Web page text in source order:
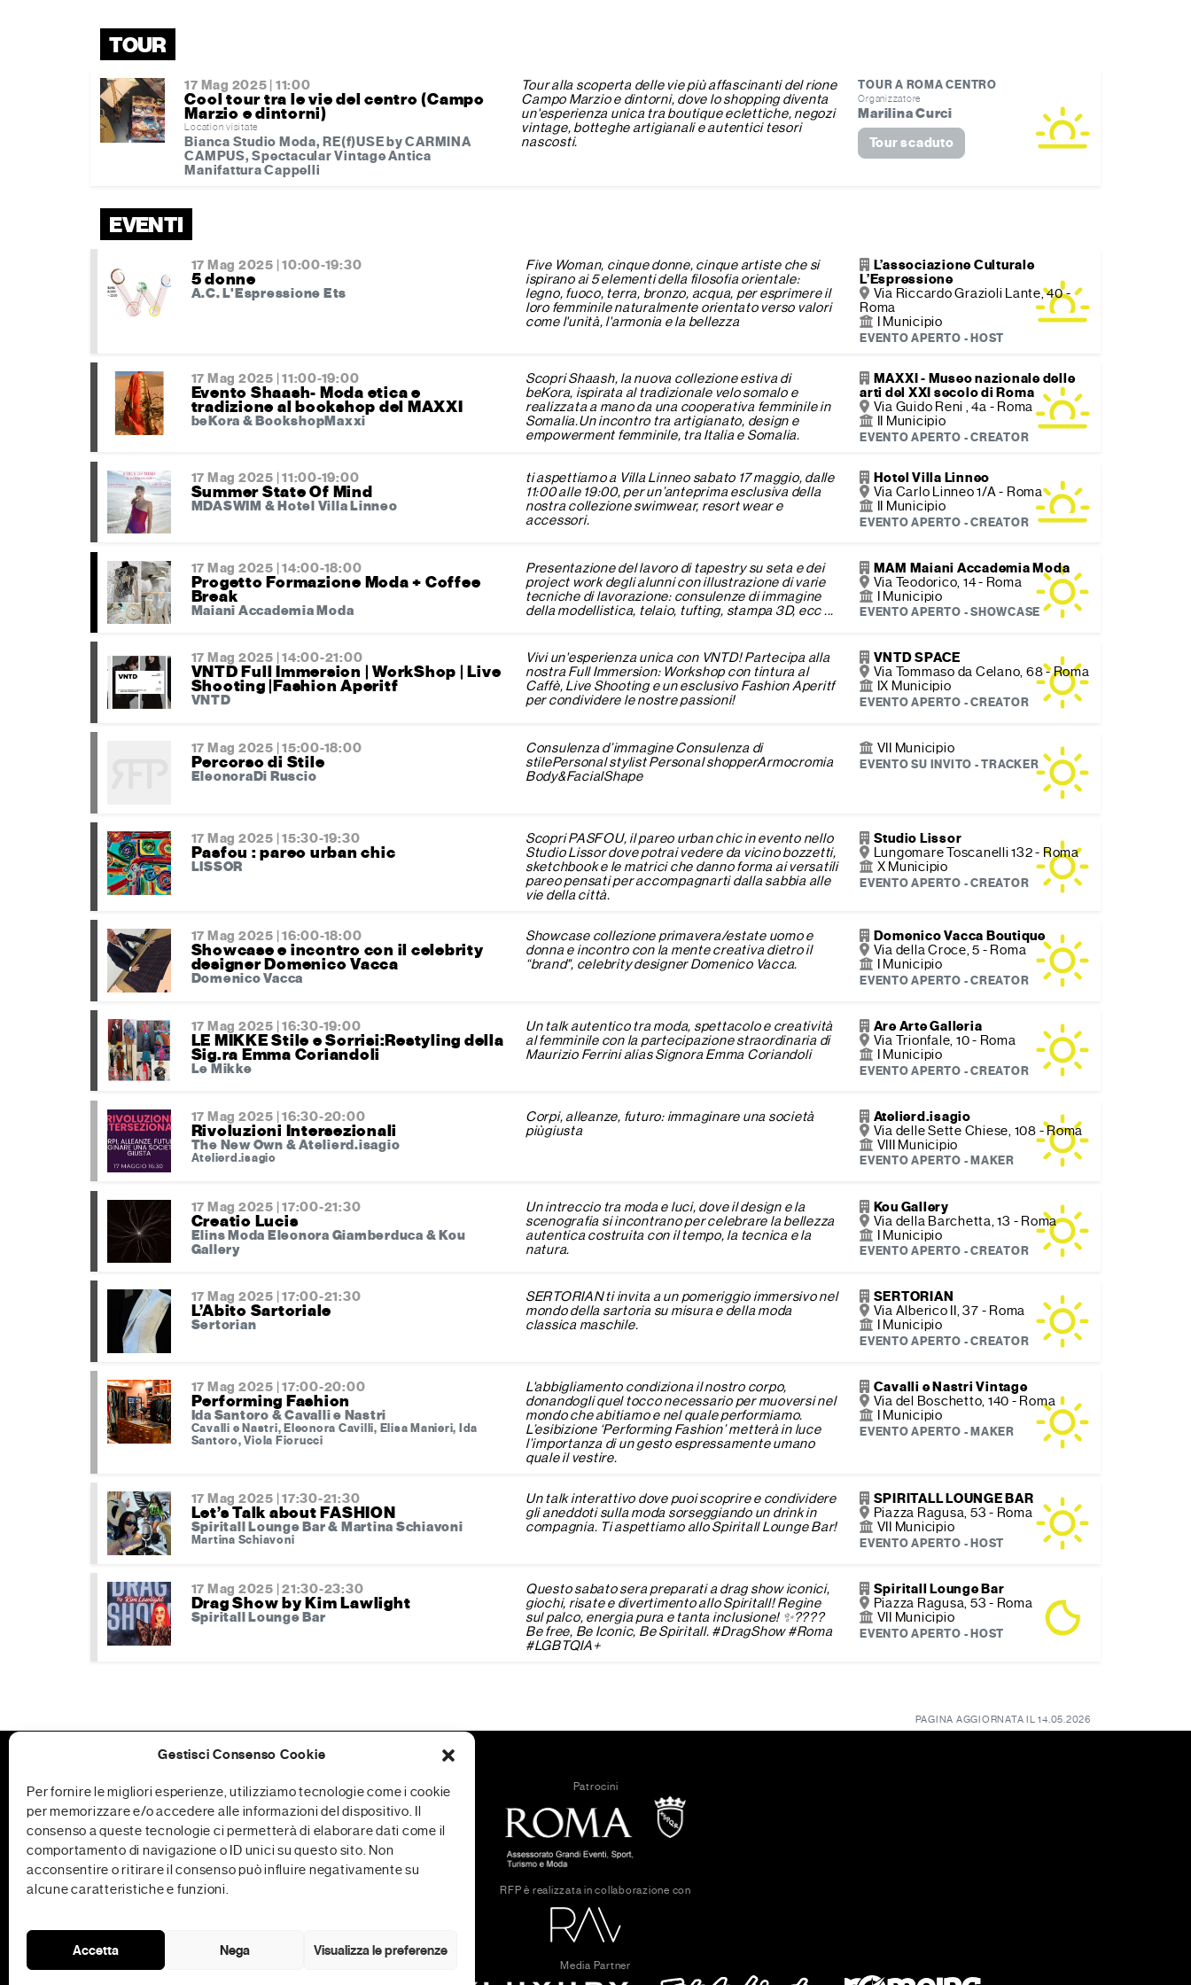
Gestisci Consenso Cookie
Per fornire le migliori esperienze, utilizziamo tecnologie come i cookie
per memorizzare e/o accedere alle informazioni del dispositivo. Il
consenso a queste tecnologie ci permetterà di elaborare dati come il
comportamento di navigazione o ID unici su questo sito. Non
acconsentire o ritirare il consenso può influire negativamente su
alcune caratteristiche e funzioni.
Accetta Nega Visualizza le preferenze
TOUR
17 Mag 2025 | 11:00
Cool tour tra le vie del centro (Campo
Marzio e dintorni)
Location visitate
Bianca Studio Moda, RE(f)USE by CARMINA
CAMPUS, Spectacular Vintage Antica
Manifattura Cappelli
Tour alla scoperta delle vie più affascinanti del rione
Campo Marzio e dintorni, dove lo shopping diventa
un'esperienza unica tra boutique eclettiche, negozi
vintage, botteghe artigianali e autentici tesori
nascosti.
TOUR A ROMA CENTRO
Organizzatore
Marilina Curci
Tour scaduto
EVENTI
17 Mag 2025 | 10:00-19:30
5 donne
A.C. L'Espressione Ets
Five Woman, cinque donne, cinque artiste che si
ispirano ai 5 elementi della filosofia orientale:
legno, fuoco, terra, bronzo, acqua, per esprimere il
loro femminile naturalmente orientato verso valori
come l'unità, l'armonia e la bellezza
L’associazione Culturale
L’Espressione
Via Riccardo Grazioli Lante, 40 -
Roma
I Municipio
EVENTO APERTO - HOST
17 Mag 2025 | 11:00-19:00
Evento Shaash- Moda etica e
tradizione al bookshop del MAXXI
beKora & BookshopMaxxi
Scopri Shaash, la nuova collezione estiva di
beKora, ispirata al tradizionale velo somalo e
realizzata a mano da una cooperativa femminile in
Somalia.Un incontro tra artigianato, design e
empowerment femminile, tra Italia e Somalia.
MAXXI - Museo nazionale delle
arti del XXI secolo di Roma
Via Guido Reni , 4a - Roma
II Municipio
EVENTO APERTO - CREATOR
17 Mag 2025 | 11:00-19:00
Summer State Of Mind
MDASWIM & Hotel Villa Linneo
ti aspettiamo a Villa Linneo sabato 17 maggio, dalle
11:00 alle 19:00, per un’anteprima esclusiva della
nostra collezione swimwear, resort wear e
accessori.
Hotel Villa Linneo
Via Carlo Linneo 1/A - Roma
II Municipio
EVENTO APERTO - CREATOR
17 Mag 2025 | 14:00-18:00
Progetto Formazione Moda + Coffee
Break
Maiani Accademia Moda
Presentazione del lavoro di tapestry su seta e dei
project work degli alunni con illustrazione di varie
tecniche di lavorazione: consulenze di immagine
della modellistica, telaio, tufting, stampa 3D, ecc ...
MAM Maiani Accademia Moda
Via Teodorico, 14 - Roma
I Municipio
EVENTO APERTO - SHOWCASE
17 Mag 2025 | 14:00-21:00
VNTD Full Immersion | WorkShop | Live
Shooting |Fashion Aperitf
VNTD
Vivi un'esperienza unica con VNTD! Partecipa alla
nostra Full Immersion: Workshop con tintura al
Caffè, Live Shooting e un esclusivo Fashion Aperitf
per condividere le nostre passioni!
VNTD SPACE
Via Tommaso da Celano, 68 - Roma
IX Municipio
EVENTO APERTO - CREATOR
17 Mag 2025 | 15:00-18:00
Percorso di Stile
EleonoraDi Ruscio
Consulenza d’immagine Consulenza di
stilePersonal stylist Personal shopperArmocromia
Body&FacialShape
VII Municipio
EVENTO SU INVITO - TRACKER
17 Mag 2025 | 15:30-19:30
Pasfou : pareo urban chic
LISSOR
Scopri PASFOU, il pareo urban chic in evento nello
Studio Lissor dove potrai vedere da vicino bozzetti,
sketchbook e le matrici che danno forma ai versatili
pareo pensati per accompagnarti dalla sabbia alle
vie della città.
Studio Lissor
Lungomare Toscanelli 132 - Roma
X Municipio
EVENTO APERTO - CREATOR
17 Mag 2025 | 16:00-18:00
Showcase e incontro con il celebrity
designer Domenico Vacca
Domenico Vacca
Showcase collezione primavera/estate uomo e
donna e incontro con la mente creativa dietro il
“brand", celebrity designer Domenico Vacca.
Domenico Vacca Boutique
Via della Croce, 5 - Roma
I Municipio
EVENTO APERTO - CREATOR
17 Mag 2025 | 16:30-19:00
LE MIKKE Stile e Sorrisi:Restyling della
Sig.ra Emma Coriandoli
Le Mikke
Un talk autentico tra moda, spettacolo e creatività
al femminile con la partecipazione straordinaria di
Maurizio Ferrini alias Signora Emma Coriandoli
Are Arte Galleria
Via Trionfale, 10 - Roma
I Municipio
EVENTO APERTO - CREATOR
17 Mag 2025 | 16:30-20:00
Rivoluzioni Intersezionali
The New Own & Atelierd.isagio
Atelierd.isagio
Corpi, alleanze, futuro: immaginare una società
piùgiusta
Atelierd.isagio
Via delle Sette Chiese, 108 - Roma
VIII Municipio
EVENTO APERTO - MAKER
17 Mag 2025 | 17:00-21:30
Creatio Lucis
Elins Moda Eleonora Giamberduca & Kou
Gallery
Un intreccio tra moda e luci, dove il design e la
scenografia si incontrano per celebrare la bellezza
autentica costruita con il tempo, la tecnica e la
natura.
Kou Gallery
Via della Barchetta, 13 - Roma
I Municipio
EVENTO APERTO - CREATOR
17 Mag 2025 | 17:00-21:30
L’Abito Sartoriale
Sertorian
SERTORIAN ti invita a un pomeriggio immersivo nel
mondo della sartoria su misura e della moda
classica maschile.
SERTORIAN
Via Alberico II, 37 - Roma
I Municipio
EVENTO APERTO - CREATOR
17 Mag 2025 | 17:00-20:00
Performing Fashion
Ida Santoro & Cavalli e Nastri
Cavalli e Nastri, Eleonora Cavilli, Elisa Manieri, Ida
Santoro, Viola Fiorucci
L'abbigliamento condiziona il nostro corpo,
donandogli quel tocco necessario per muoversi nel
mondo che abitiamo e nel quale performiamo.
L’esibizione ‘Performing Fashion’ metterà in luce
l’importanza di un gesto espressamente umano
quale il vestire.
Cavalli e Nastri Vintage
Via del Boschetto, 140 - Roma
I Municipio
EVENTO APERTO - MAKER
17 Mag 2025 | 17:30-21:30
Let’s Talk about FASHION
Spiritall Lounge Bar & Martina Schiavoni
Martina Schiavoni
Un talk interattivo dove puoi scoprire e condividere
gli aneddoti sulla moda sorseggiando un drink in
compagnia. Ti aspettiamo allo Spiritall Lounge Bar!
SPIRITALL LOUNGE BAR
Piazza Ragusa, 53 - Roma
VII Municipio
EVENTO APERTO - HOST
17 Mag 2025 | 21:30-23:30
Drag Show by Kim Lawlight
Spiritall Lounge Bar
Questo sabato sera preparati a drag show iconici,
giochi, risate e divertimento allo Spiritall! Regine
sul palco, energia pura e tanta inclusione! ✨????
Be free, Be Iconic, Be Spiritall. #DragShow #Roma
#LGBTQIA+
Spiritall Lounge Bar
Piazza Ragusa, 53 - Roma
VII Municipio
EVENTO APERTO - HOST
PAGINA AGGIORNATA IL 14.05.2026
Patrocini
RFP è realizzata in collaborazione con
Media Partner